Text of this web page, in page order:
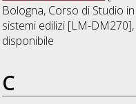
Bologna, Corso di Studio in
sistemi edilizi [LM-DM270]
disponibile
C